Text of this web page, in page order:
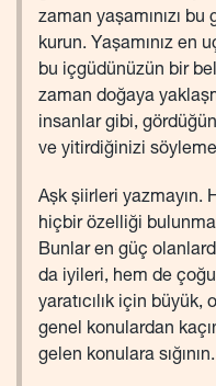
zaman yaşamınızı
kurun. Yaşamınız en
bu içgüdünüzün bir
zaman doğaya
insanlar gibi,
ve yitirdiğinizi
Aşk şiirleri yazmayın.
hiçbir özelliği
Bunlar en güç
da iyileri, hem de
yaratıcılık için
genel konulardan
gelen konulara sığının.